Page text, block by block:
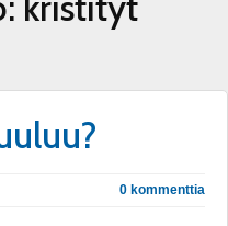
0 kommenttia